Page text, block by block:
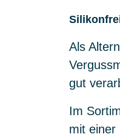
Als
gut
Im
mit einer